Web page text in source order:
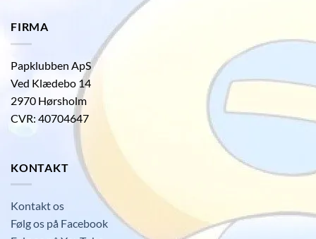
FIRMA
Papklubben ApS
Ved Klædebo 14
2970 Hørsholm
CVR: 40704647
KONTAKT
Kontakt os
Følg os på Facebook